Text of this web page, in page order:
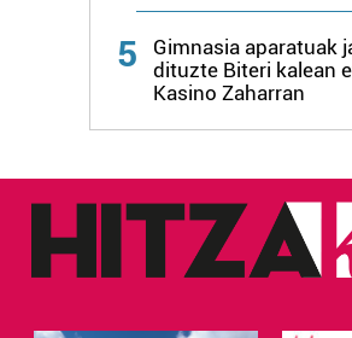
Webgune honek cookie propioak eta
fitxategiak erabiltzen ditu. Zure
zerbitzuak hobetzeko asmoz, cookie
baliatzen gara. Ohar hau onartuz
erabiltzeko baimen esplizitua ematen
5
Gimnasia aparatuak
dituzte Biteri kalean
Kasino Zaharran